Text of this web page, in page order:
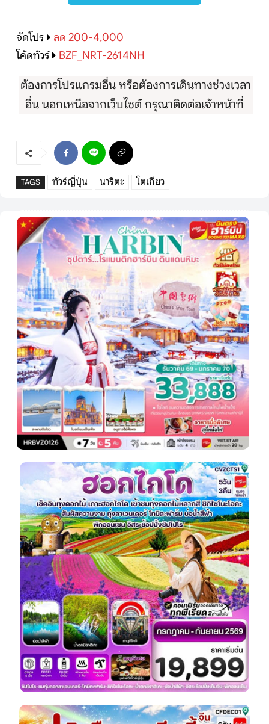
จัดโปร
ลด 200-4,000
โค้ดทัวร์
BZF_NRT-2614NH
ต้องการโปรแกรมอื่น หรือต้องการเดินทางช่วงเวลา
อื่น นอกเหนือจากเว็บไซต์ กรุณาติดต่อเจ้าหน้าที่
TAGS ทัวร์ญี่ปุ่น นาริตะ โตเกียว